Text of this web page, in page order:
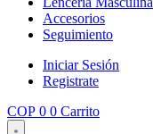
Accesorios
Seguimiento
Iniciar Sesión
Registrate
COP 0 0 Carrito